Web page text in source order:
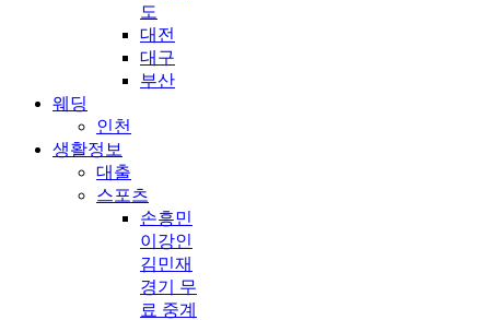
도
대전
대구
부산
웨딩
인천
생활정보
대출
스포츠
손흥민
이강인
김민재
경기 무
료 중계